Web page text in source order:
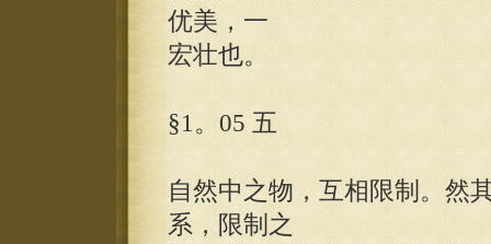
优美，一
宏壮也。
§1。05 五
自然中之物，互相限制。然
系，限制之